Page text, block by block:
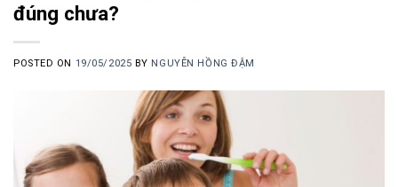
đúng chưa?
POSTED ON 19/05/2025 BY NGUYỄN HỒNG ĐẬM